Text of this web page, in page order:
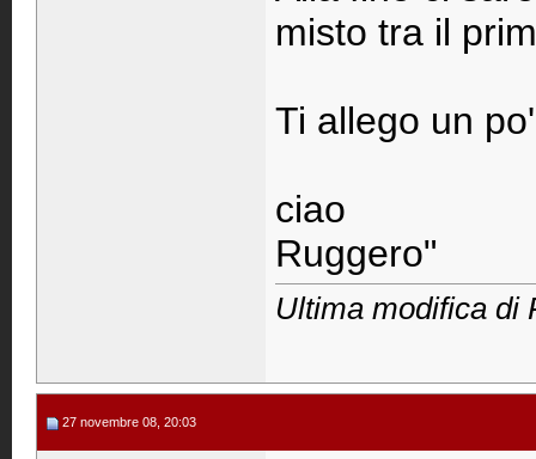
misto tra il
Ti allego un
ciao
Ruggero"
Ultima modifica di
27 novembre 08, 20:03